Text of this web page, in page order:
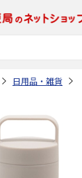
日用品・雑貨